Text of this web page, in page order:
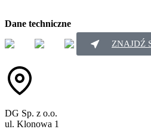
Dane techniczne
ZNAJDŹ
DG Sp. z o.o.
ul. Klonowa 1